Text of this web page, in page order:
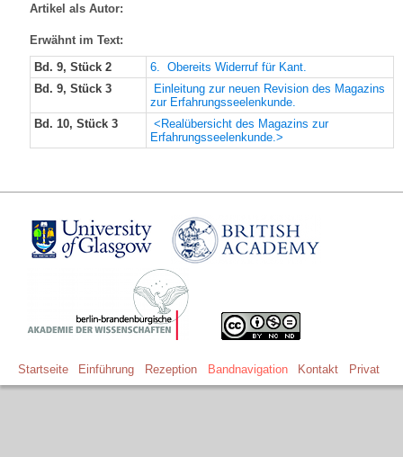
Artikel als Autor:
Erwähnt im Text:
Bd. 9, Stück 2
6. Obereits Widerruf für Kant.
Bd. 9, Stück 3
Einleitung zur neuen Revision des Magazins
zur Erfahrungsseelenkunde.
Bd. 10, Stück 3
<Realübersicht des Magazins zur
Erfahrungsseelenkunde.>
Startseite Einführung Rezeption Bandnavigation Kontakt Privat